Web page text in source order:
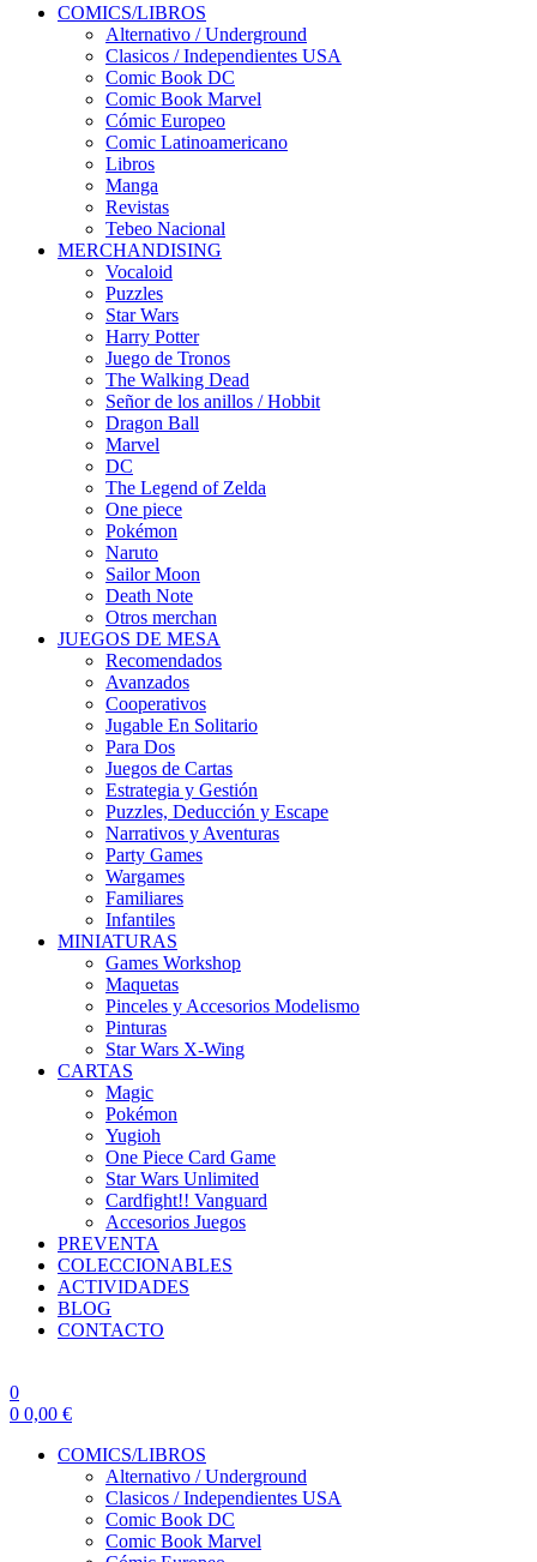
COMICS/LIBROS
Alternativo / Underground
Clasicos / Independientes USA
Comic Book DC
Comic Book Marvel
Cómic Europeo
Comic Latinoamericano
Libros
Manga
Revistas
Tebeo Nacional
MERCHANDISING
Vocaloid
Puzzles
Star Wars
Harry Potter
Juego de Tronos
The Walking Dead
Señor de los anillos / Hobbit
Dragon Ball
Marvel
DC
The Legend of Zelda
One piece
Pokémon
Naruto
Sailor Moon
Death Note
Otros merchan
JUEGOS DE MESA
Recomendados
Avanzados
Cooperativos
Jugable En Solitario
Para Dos
Juegos de Cartas
Estrategia y Gestión
Puzzles, Deducción y Escape
Narrativos y Aventuras
Party Games
Wargames
Familiares
Infantiles
MINIATURAS
Games Workshop
Maquetas
Pinceles y Accesorios Modelismo
Pinturas
Star Wars X-Wing
CARTAS
Magic
Pokémon
Yugioh
One Piece Card Game
Star Wars Unlimited
Cardfight!! Vanguard
Accesorios Juegos
PREVENTA
COLECCIONABLES
ACTIVIDADES
BLOG
CONTACTO
0
0 0,00 €
COMICS/LIBROS
Alternativo / Underground
Clasicos / Independientes USA
Comic Book DC
Comic Book Marvel